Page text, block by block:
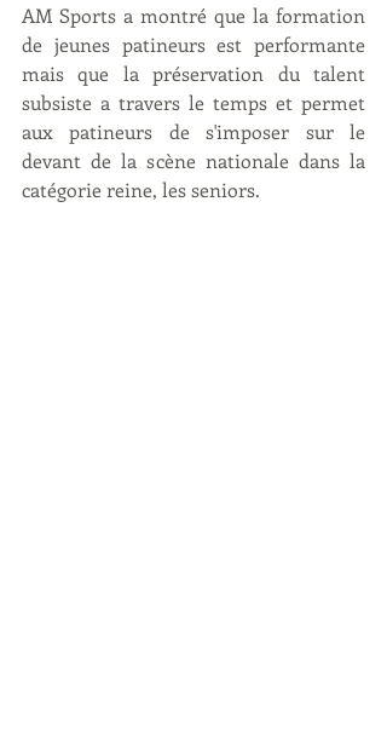
AM Sports a montré que la formation
de jeunes patineurs est performante
mais que la préservation du talent
subsiste a travers le temps et permet
aux patineurs de s'imposer sur le
devant de la scène nationale dans la
catégorie reine, les seniors.